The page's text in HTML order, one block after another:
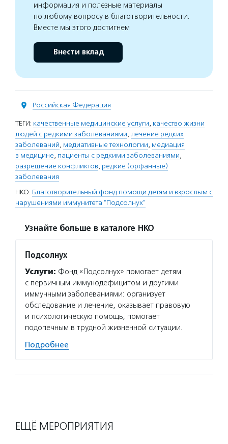
информация и полезные материалы
по любому вопросу в благотворительности.
Вместе мы этого достигнем
Внести вклад
Российская Федерация
ТЕГИ: качественные медицинские услуги, качество жизни
людей с редкими заболеваниями, лечение редких
заболеваний, медиативные технологии, медиация
в медицине, пациенты с редкими заболеваниями,
разрешение конфликтов, редкие (орфанные)
заболевания
НКО: Благотворительный фонд помощи детям и взрослым с
нарушениями иммунитета "Подсолнух"
Узнайте больше в каталоге НКО
Подсолнух
Услуги: Фонд «Подсолнух» помогает детям
с первичным иммунодефицитом и другими
иммунными заболеваниями: организует
обследование и лечение, оказывает правовую
и психологическую помощь, помогает
подопечным в трудной жизненной ситуации.
Подробнее
ЕЩЁ МЕРОПРИЯТИЯ